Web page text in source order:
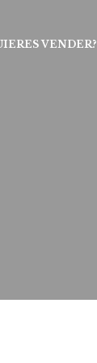
VENDER?